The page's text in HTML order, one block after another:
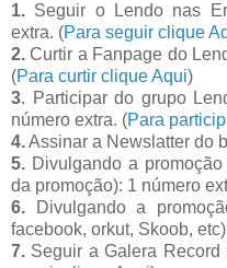
1. Seguir o Lendo nas
extra. (Para seguir clique
2. Curtir a Fanpage do
(Para curtir clique Aqui)
3. Participar do grupo
número extra. (Para
4.Assinar a Newslatter do
5. Divulgando a
da promoção): 1 número
6. Divulgando a
facebook, orkut, Skoob,
7. Seguir a Galera Record